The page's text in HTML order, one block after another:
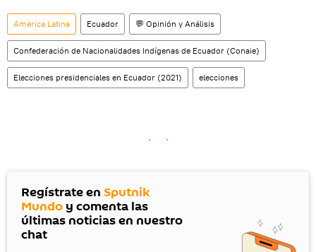
América Latina Ecuador 💬 Opinión y Análisis
Confederación de Nacionalidades Indígenas de Ecuador (Conaie)
Elecciones presidenciales en Ecuador (2021) elecciones
Regístrate en Sputnik
Mundo y comenta las
últimas noticias en nuestro
chat